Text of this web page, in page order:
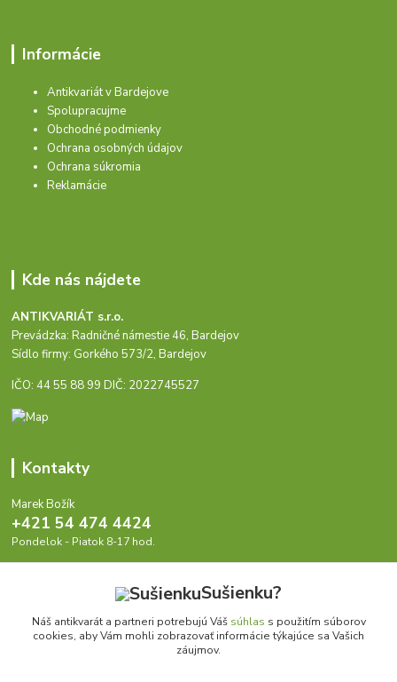
Informácie
Antikvariát v Bardejove
Spolupracujme
Obchodné podmienky
Ochrana osobných údajov
Ochrana súkromia
Reklamácie
Kde nás nájdete
ANTIKVARIÁT s.r.o.
Prevádzka: Radničné námestie 46, Bardejov
Sídlo firmy: Gorkého 573/2, Bardejov
IČO: 44 55 88 99 DIČ: 2022745527
Kontakty
Marek Božík
+421 54 474 4424
Pondelok - Piatok 8-17 hod.
Sušienku?
Náš antikvarát a partneri potrebujú Váš súhlas s použitím súborov
cookies, aby Vám mohli zobrazovať informácie týkajúce sa Vašich
záujmov.